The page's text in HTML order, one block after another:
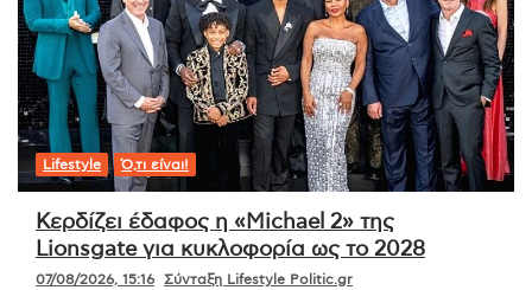
Lifestyle Ό,τι είναι!
Κερδίζει έδαφος η «Michael 2» της
Lionsgate για κυκλοφορία ως το 2028
07/08/2026, 15:16 Σύνταξη Lifestyle Politic.gr